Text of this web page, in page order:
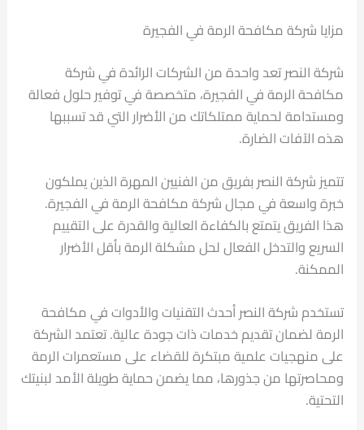
مزايا شركة مكافحة الرمة في الفجيرة
شركة النصر تعد واحدة من الشركات الرائدة في شركة
مكافحة الرمة في الفجيرة، متخصصة في توفير حلول فعالة
ومستدامة لحماية ممتلكاتك من الأضرار التي قد تسببها
هذه الآفات الضارة.
تتميز شركة النصر بفريق من الفنيين المهرة الذين يملكون
خبرة واسعة في مجال شركة مكافحة الرمة في الفجيرة.
هذا الفريق يتمتع بالكفاءة العالية والقدرة على التقييم
السريع والتدخل الفعال لحل مشكلة الرمة بأقل الأضرار
الممكنة.
تستخدم شركة النصر أحدث التقنيات والأدوات في مكافحة
الرمة لضمان تقديم خدمات ذات جودة عالية. تعتمد الشركة
على منهجيات علمية مبتكرة للقضاء على مستعمرات الرمة
ومحاصرتها من جذورها، مما يضمن حماية طويلة الأمد لبنيتك
التحتية.